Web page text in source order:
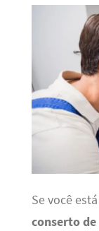
Se você
conserto